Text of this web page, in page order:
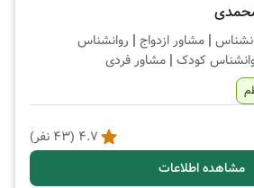
| مشاور ازدواج | روانشناس
کودک | مشاور فردی
4.7
(
43 نفر)
مشاهده اطلاعات